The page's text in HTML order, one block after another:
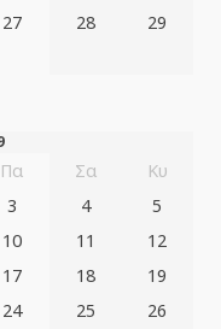
27 28
29
Πα Σα
Κυ
3 4
5
10 11
12
17 18
19
24 25 26